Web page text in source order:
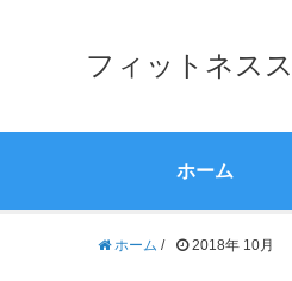
フィットネス
ホーム
ホーム / 2018年 10月